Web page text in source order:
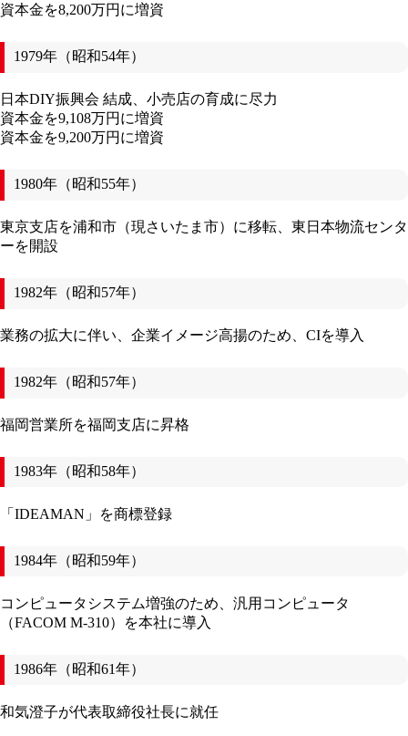
資本金を8,200万円に増資
1979年（昭和54年）
日本DIY振興会 結成、小売店の育成に尽力
資本金を9,108万円に増資
資本金を9,200万円に増資
1980年（昭和55年）
東京支店を浦和市（現さいたま市）に移転、東日本物流センタ
ーを開設
1982年（昭和57年）
業務の拡大に伴い、企業イメージ高揚のため、CIを導入
1982年（昭和57年）
福岡営業所を福岡支店に昇格
1983年（昭和58年）
「IDEAMAN」を商標登録
1984年（昭和59年）
コンピュータシステム増強のため、汎用コンピュータ
（FACOM M-310）を本社に導入
1986年（昭和61年）
和気澄子が代表取締役社長に就任